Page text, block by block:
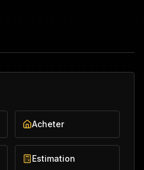
Acheter
Estimation